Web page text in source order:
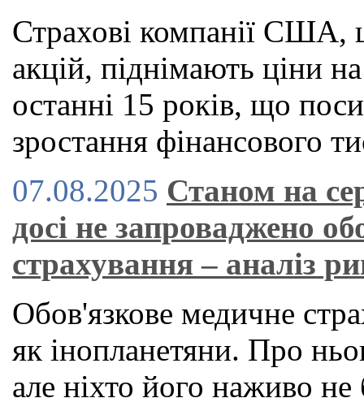
Страхові компанії США,
акцій, піднімають ціни
останні 15 років, що
зростання фінансового
07.08.2025 Станом на
досі не запроваджено
страхування – аналіз
Обов'язкове медичне
як інопланетяни. Про
але ніхто його наживо